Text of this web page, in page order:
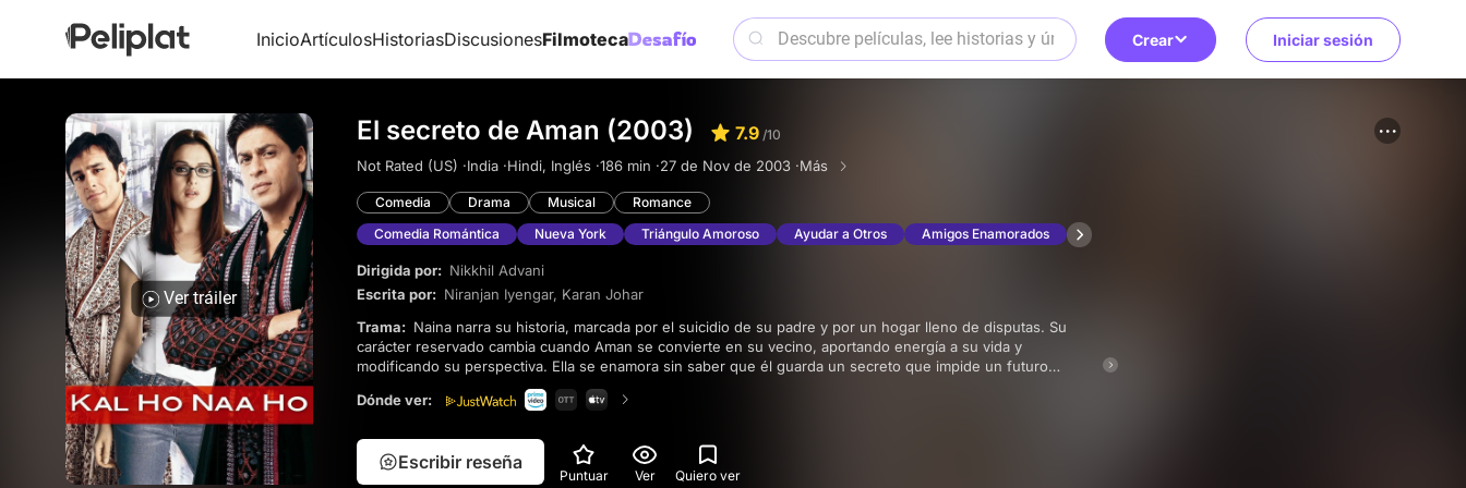
InicioArtículosHistoriasDiscusionesFilmoteca Crear Iniciar sesión
Ver tráiler
El secreto de Aman (2003) 7.9 /10
Not Rated (US) ·India ·Hindi, Inglés ·186 min ·27 de Nov de 2003 ·Más
Comedia Drama Musical
Romance
Comedia Romántica
Nueva York Triángulo Amoroso Ayudar a Otros Amigos Enamorados
Dirigida por: Nikkhil Advani
Escrita por: Niranjan Iyengar, Karan Johar
Trama:
carácter reservado cambia cuando Aman se convierte en su vecino, aportando energía a su vida y
modificando su perspectiva. Ella se enamora sin saber que él guarda un secreto que impide un futuro
juntos, por lo que intenta acercarla a su amigo Rohit.
Dónde ver:
Escribir reseña
Puntuar Ver Quiero ver